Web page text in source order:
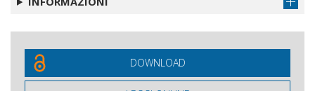
case study of the UNESCO Chair of
Inclusion in Higher Education
CINESUP Foundation (Chile)
Didattica speciale e sviluppo delle
Ottieni articolo
DOWNLOAD